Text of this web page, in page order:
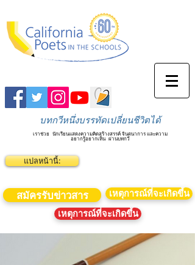
บทกวีหนึ่งบรรทัดเปลี่ยนชีวิตได้
เราช่วย นักเรียนแสดงความคิดสร้างสรรค์ จินตนาการ และความ
อยากรู้อยากเห็น ผ่านบทกวี
แปลหน้านี้:
สมัครรับข่าวสาร
เหตุการณ์ที่จะเกิดขึ้น
เหตุการณ์ที่จะเกิดขึ้น